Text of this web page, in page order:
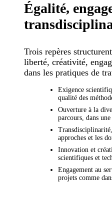
Égalité,
Trois repères
liberté, créativité,
dans les pratiques de
Exigence
qualité des
Ouverture à la
parcours, dans
approches et les
Innovation et
scientifiques et
Engagement au
projets comme